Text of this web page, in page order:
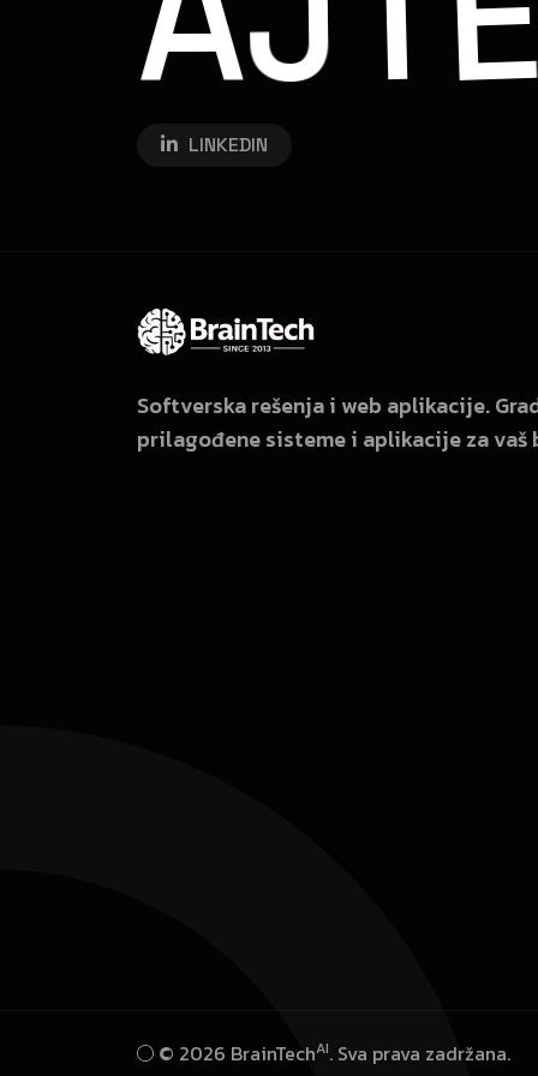
LINKEDIN
Softverska rešenja i web aplikacije.
prilagođene sisteme i aplikacije za vaš
© 2026 BrainTechAI. Sva prava zadržana.